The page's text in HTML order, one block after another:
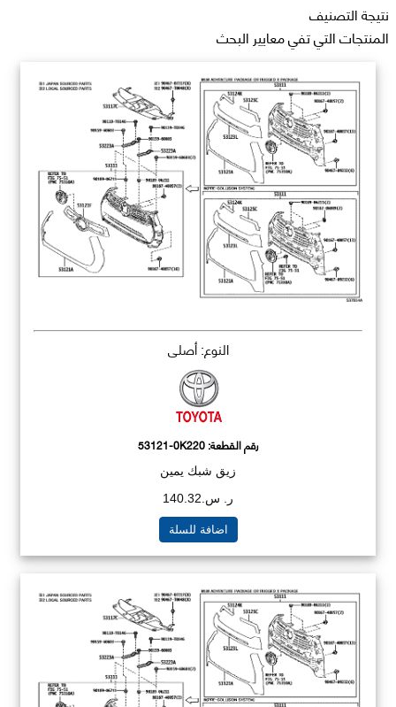
نتيجة التصنيف
المنتجات التي تفي معايير البحث
النوع: أصلي
رقم القطعة:53121-0K220
زيق شبك يمين
ر. س.140.32
اضافة للسلة